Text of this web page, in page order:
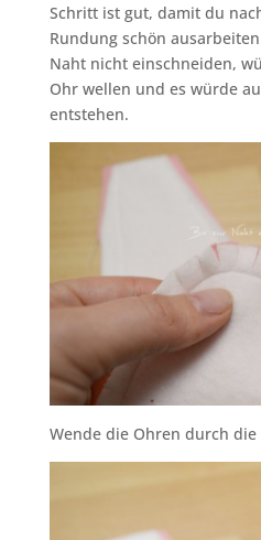
Schritt ist gut, damit du
Rundung schön
Naht nicht einschneiden,
Ohr wellen und es würde
entstehen.
Wende die Ohren durch